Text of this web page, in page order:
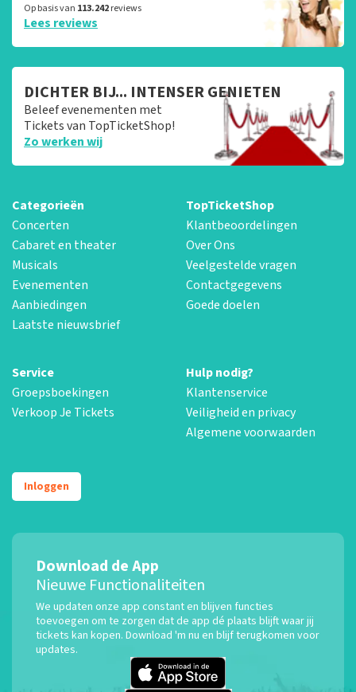
Op basis van 113.242reviews
Lees reviews
DICHTER BIJ... INTENSER GENIETEN
Beleef evenementen met
Tickets van TopTicketShop!
Zo werken wij
Categorieën
Concerten
Cabaret en theater
Musicals
Evenementen
Aanbiedingen
Laatste nieuwsbrief
TopTicketShop
Klantbeoordelingen
Over Ons
Veelgestelde vragen
Contactgegevens
Goede doelen
Service
Groepsboekingen
Verkoop Je Tickets
Hulp nodig?
Klantenservice
Veiligheid en privacy
Algemene voorwaarden
Inloggen
Download de App
Nieuwe Functionaliteiten
We updaten onze app constant en blijven functies
toevoegen om te zorgen dat de app dé plaats blijft waar jij
tickets kan kopen. Download 'm nu en blijf terugkomen voor
updates.